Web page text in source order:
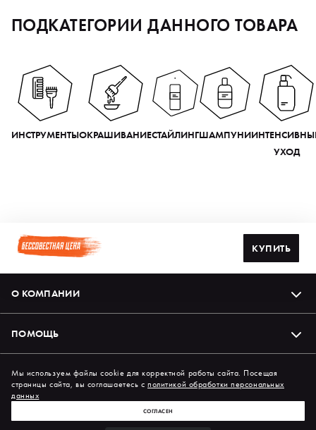
ПОДКАТЕГОРИИ ДАННОГО ТОВАРА
ИНСТРУМЕНТЫОКРАШИВАНИЕСТАЙЛИНГШАМПУНИ
УХОД
КУПИТЬ
О КОМПАНИИ
ПОМОЩЬ
Подпишись на нас в соцсетях
Мы используем файлы cookie для корректной работы сайта. Посещая
страницы сайта, вы соглашаетесь сполитикой обработки персональных
данных
СОГЛАСЕН